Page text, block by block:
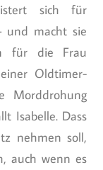
sich für
und macht sie
für die Frau
Oldtimer-
Morddrohung
Isabelle. Dass
nehmen soll,
auch wenn es